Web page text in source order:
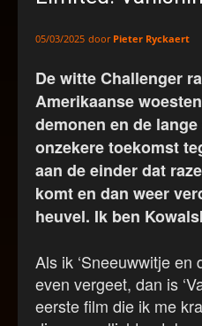
05/03/2025 door Pieter Ryckaert
De witte Challenger
Amerikaanse
demonen en de
onzekere toekomst
aan de einder dat
komt en dan weer
heuvel. Ik ben
Als ik ‘Sneeuwwitje en
even vergeet, dan is
eerste film die ik me